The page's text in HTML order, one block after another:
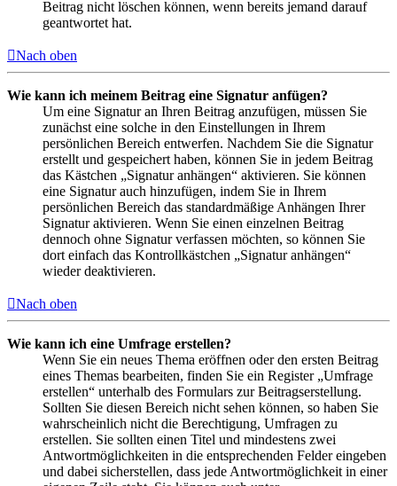
Beitrag nicht löschen können, wenn bereits jemand darauf
geantwortet hat.
Nach oben
Wie kann ich meinem Beitrag eine Signatur anfügen?
Um eine Signatur an Ihren Beitrag anzufügen, müssen Sie
zunächst eine solche in den Einstellungen in Ihrem
persönlichen Bereich entwerfen. Nachdem Sie die Signatur
erstellt und gespeichert haben, können Sie in jedem Beitrag
das Kästchen „Signatur anhängen“ aktivieren. Sie können
eine Signatur auch hinzufügen, indem Sie in Ihrem
persönlichen Bereich das standardmäßige Anhängen Ihrer
Signatur aktivieren. Wenn Sie einen einzelnen Beitrag
dennoch ohne Signatur verfassen möchten, so können Sie
dort einfach das Kontrollkästchen „Signatur anhängen“
wieder deaktivieren.
Nach oben
Wie kann ich eine Umfrage erstellen?
Wenn Sie ein neues Thema eröffnen oder den ersten Beitrag
eines Themas bearbeiten, finden Sie ein Register „Umfrage
erstellen“ unterhalb des Formulars zur Beitragserstellung.
Sollten Sie diesen Bereich nicht sehen können, so haben Sie
wahrscheinlich nicht die Berechtigung, Umfragen zu
erstellen. Sie sollten einen Titel und mindestens zwei
Antwortmöglichkeiten in die entsprechenden Felder eingeben
und dabei sicherstellen, dass jede Antwortmöglichkeit in einer